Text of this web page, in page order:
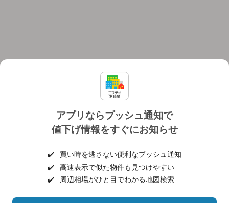
アプリならプッシュ通知で
値下げ情報をすぐにお知らせ
✔️
買い時を逃さない便利なプッシュ通知
✔️
高速表示で似た物件も見つけやすい
✔️
周辺相場がひと目でわかる地図検索
個人情報保護ポリシー 利用規約
ヘルプ・お問い合わせ 採用情報